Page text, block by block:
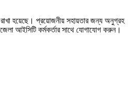
রাখা হয়েছে। প্রয়োজনীয় সহায়তার জন্য অনুগ্রহ
আইসিটি কর্মকর্তার সাথে যোগাযোগ করুন।